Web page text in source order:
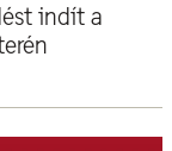
indít a